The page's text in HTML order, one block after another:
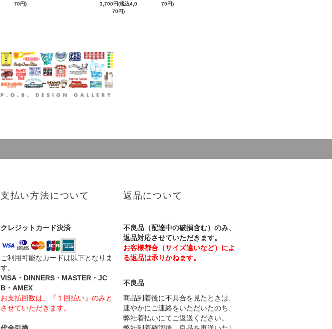
70円)
3,700円(税込4,0
70円)
70円)
支払い方法について
クレジットカード決済
ご利用可能なカードは以下となりま
す。
VISA・DINNERS・MASTER・JC
B・AMEX
お支払回数は、『１回払い』のみと
させていただきます。
返品について
不良品（配達中の破損含む）のみ、
返品対応させていただきます。
お客様都合（サイズ違いなど）によ
る返品は承りかねます。
不良品
商品到着後に不具合を見たときは、
速やかにご連絡をいただいたのち、
弊社着払いにてご返送ください。